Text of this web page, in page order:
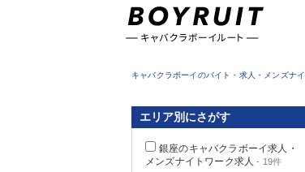
キャバクラボーイのバイト・求人・メンズナ
エリア別にさがす
銀座のキャバクラボーイ求人・
メンズナイトワーク求人 - 19件
東京